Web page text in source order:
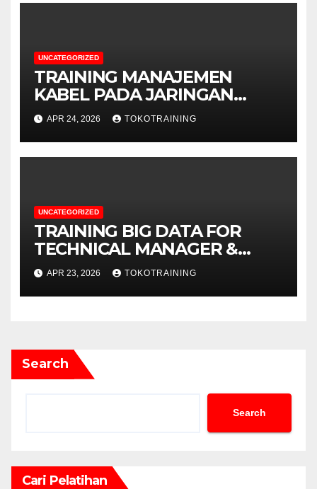
UNCATEGORIZED
TRAINING MANAJEMEN
KABEL PADA JARINGAN
TELEKOMUNIKASI
APR 24, 2026 TOKOTRAINING
UNCATEGORIZED
TRAINING BIG DATA FOR
TECHNICAL MANAGER &
DECISION MAKERS
APR 23, 2026 TOKOTRAINING
Search
Search
Cari Pelatihan